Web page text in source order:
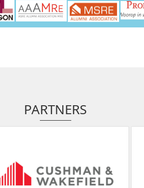
PARTNERS